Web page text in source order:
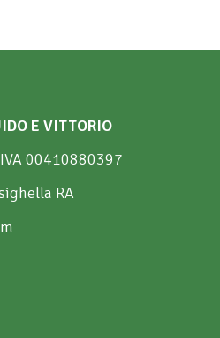
E VITTORIO
00410880397
RA